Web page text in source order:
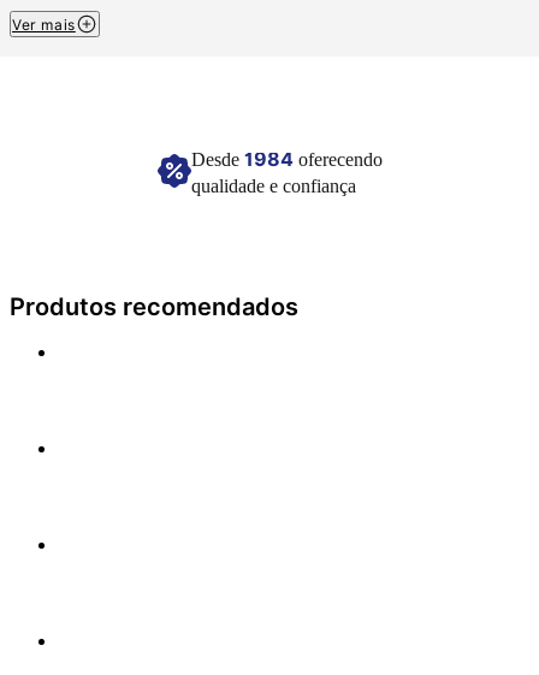
Pacote com 10 unidades.
Ver mais
Desde 1984oferecendo
qualidade e confiança
Produtos recomendados